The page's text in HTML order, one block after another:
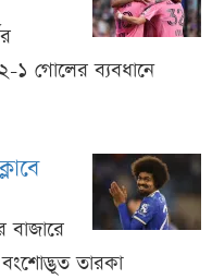
১ গোলের ব্যবধানে
তারকা